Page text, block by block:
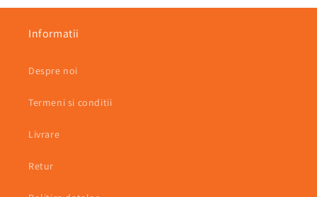
Informatii
Despre noi
Termeni si conditii
Livrare
Retur